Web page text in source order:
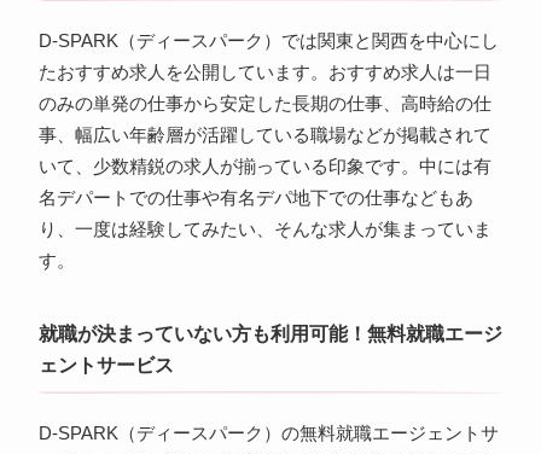
D-SPARK（ディースパーク）では関東と関西を中心にし
たおすすめ求人を公開しています。おすすめ求人は一日
のみの単発の仕事から安定した長期の仕事、高時給の仕
事、幅広い年齢層が活躍している職場などが掲載されて
いて、少数精鋭の求人が揃っている印象です。中には有
名デパートでの仕事や有名デパ地下での仕事などもあ
り、一度は経験してみたい、そんな求人が集まっていま
す。
就職が決まっていない方も利用可能！無料就職エージ
ェントサービス
D-SPARK（ディースパーク）の無料就職エージェントサ